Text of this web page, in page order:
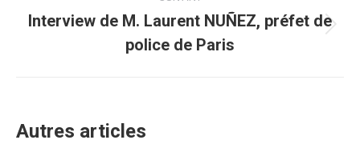
suivant
Interview de M. Laurent NUÑEZ, préfet de
police de Paris
Autres articles